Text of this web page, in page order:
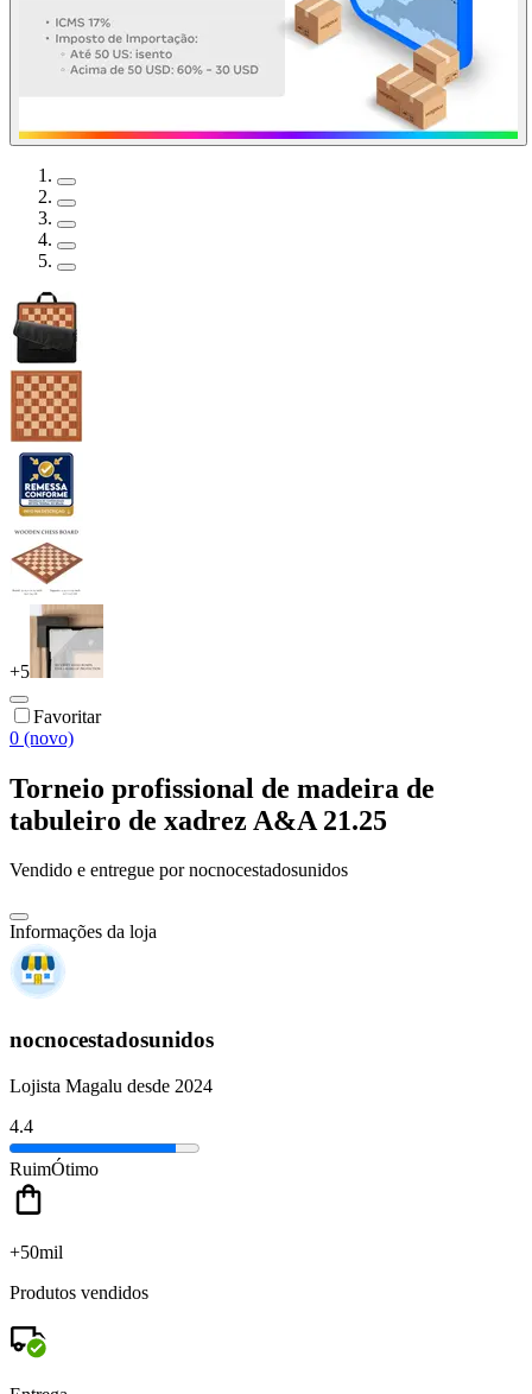
+5
Favoritar
0 (novo)
Torneio profissional de madeira de
tabuleiro de xadrez A&A 21.25
Vendido e entregue por nocnocestadosunidos
Informações da loja
nocnocestadosunidos
Lojista Magalu desde 2024
4.4
RuimÓtimo
+50mil
Produtos vendidos